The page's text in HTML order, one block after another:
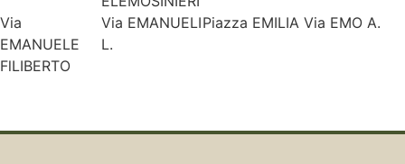
Via
EMANUELE
FlLIBERTO
Via EMANUELI
L.
Piazza EMILIA Via EMO A.